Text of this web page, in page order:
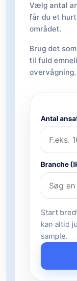
Vælg antal
får du et
området.
Brug det
til fuld
overvågning.
Antal
Branche
Start
kan altid
sample.